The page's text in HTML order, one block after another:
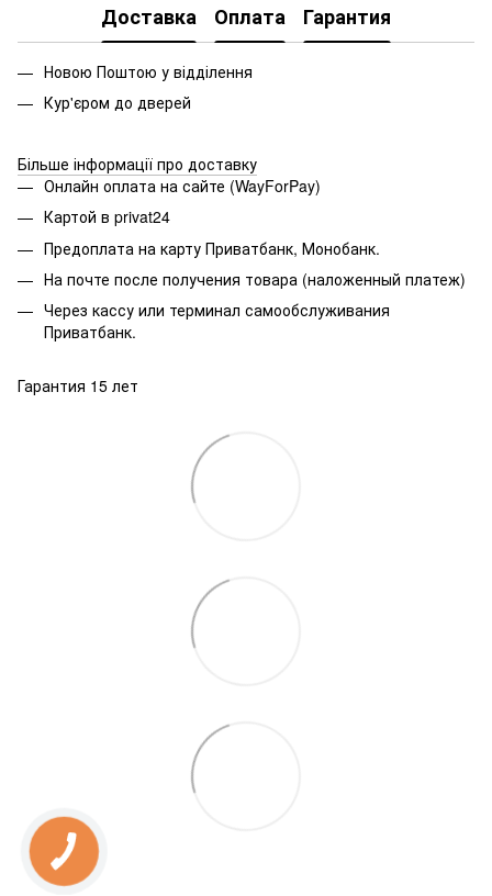
Доставка Оплата Гарантия
Новою Поштою у відділення
Кур'єром до дверей
Більше інформації про доставку
Онлайн оплата на сайте (WayForPay)
Картой в privat24
Предоплата на карту Приватбанк, Монобанк.
На почте после получения товара (наложенный платеж)
Через кассу или терминал самообслуживания
Приватбанк.
Гарантия 15 лет